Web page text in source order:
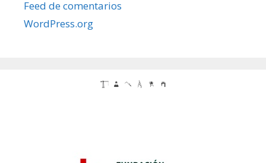
Feed de comentarios
WordPress.org